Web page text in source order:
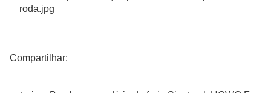
Compartilhar: